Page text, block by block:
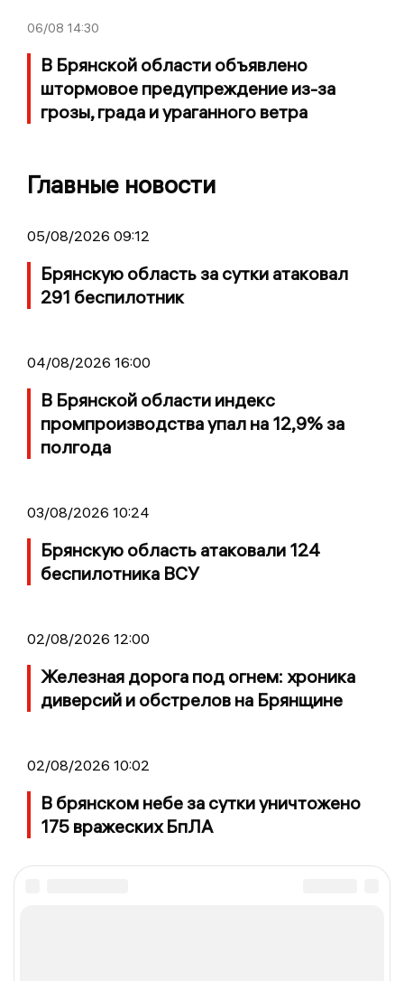
06/08 14:30
В Брянской области объявлено
штормовое предупреждение из-за
грозы, града и ураганного ветра
Главные новости
05/08/2026 09:12
Брянскую область за сутки атаковал
291 беспилотник
04/08/2026 16:00
В Брянской области индекс
промпроизводства упал на 12,9% за
полгода
03/08/2026 10:24
Брянскую область атаковали 124
беспилотника ВСУ
02/08/2026 12:00
Железная дорога под огнем: хроника
диверсий и обстрелов на Брянщине
02/08/2026 10:02
В брянском небе за сутки уничтожено
175 вражеских БпЛА